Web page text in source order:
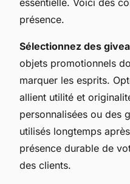
présence.
Sélectionnez des
objets promotionnels
marquer les esprits.
allient utilité et
personnalisées ou des
utilisés longtemps
présence durable de
des clients.